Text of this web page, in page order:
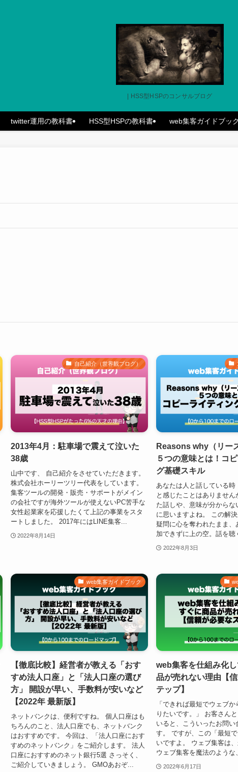
| HSS型HSPのコンサルブログ
twitter運用の教科書 HSS型HSPの教科書 web集客ガイドブック
自己紹介（世界観ブログ）
2013年4月：駐車場で震えて泣いた
38歳
山中です、 自己紹介をさせていただきます。
株式会社ホーリーツリー代表をしています。
集客ツールの開発・販売・サポートがメイン
の会社ですが海外ツールが使えないPC苦手な
女性起業家を応援したくて上記の事業をスタ
ートしました。 2017年にはLINE集客...
2022年8月14日
Reasons why（リー
５つの意味とは！コ
グ基礎スキル
あなたは人と話している時
と感じたことはありませ
た話しや、意味が分からな
に思いますよね。 この解
疑問に心を奪われたまま、
加できずに上の空。話を聴
2022年8月3日
web集客ガイドブック
【徹底比較】経営者が教える「おす
すめ法人口座」と「法人口座の選び
方」 開設が早い、手数料が安いなど
【2022年 最新版】
ネットバンクは、便利ですね。 個人口座はも
ちろんのこと、法人口座でも、ネットバンク
はおすすめです。 今回は、「法人口座におす
すめのネットバンク」をご紹介します。 法人
口座におすすめのネット銀行5選 さっそく、
ご紹介していきましょう。 GMOあおぞ...
web集客を仕組み化
品が売れない理由【
テップ】
「できれば最短でウェブ
りたいです。」 お客さん
いると、こういったお問い
す。 ですが、この「最短
いですよ。 ウェブ集客は、
ウェブ集客を魔法のような
2022年6月17日